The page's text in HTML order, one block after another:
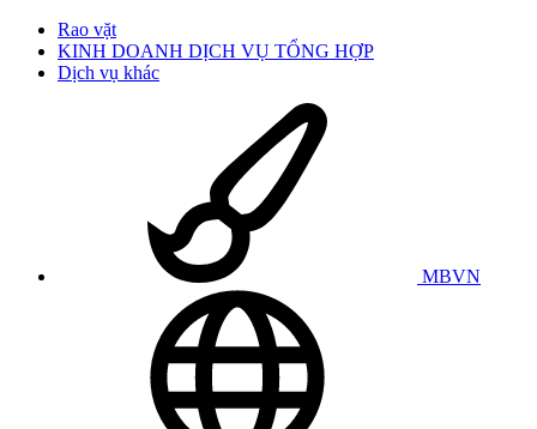
Rao vặt
KINH DOANH DỊCH VỤ TỔNG HỢP
Dịch vụ khác
MBVN